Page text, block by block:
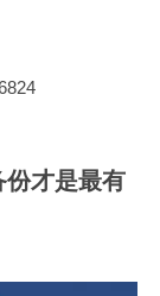
份才是最有